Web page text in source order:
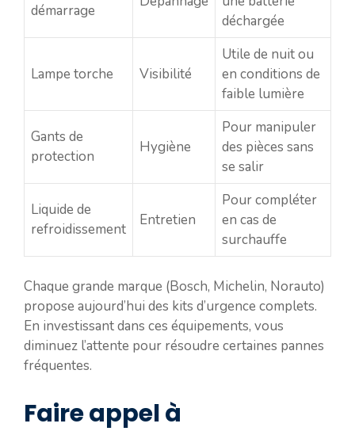
démarrage
déchargée
Lampe torche Visibilité
Utile de nuit ou
en conditions de
faible lumière
Gants de
protection
Hygiène
Pour manipuler
des pièces sans
se salir
Liquide de
refroidissement
Entretien
Pour compléter
en cas de
surchauffe
Chaque grande marque (Bosch, Michelin, Norauto)
propose aujourd’hui des kits d’urgence complets.
En investissant dans ces équipements, vous
diminuez l’attente pour résoudre certaines pannes
fréquentes.
Faire appel à